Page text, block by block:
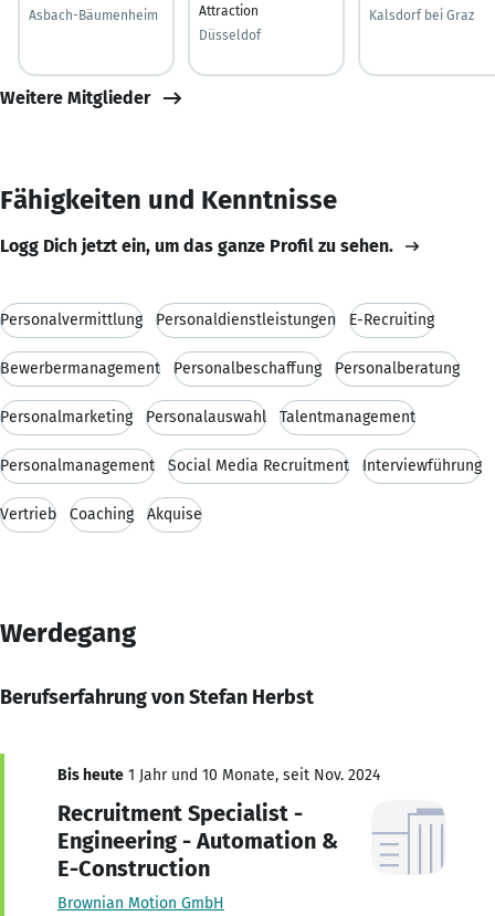
Asbach-Bäumenheim
Attraction
Düsseldof
Kalsdorf bei Graz
Weitere Mitglieder
Fähigkeiten und Kenntnisse
Logg Dich jetzt ein, um das ganze Profil zu sehen.
Personalvermittlung Personaldienstleistungen E-Recruiting
Bewerbermanagement Personalbeschaffung Personalberatung
Personalmarketing Personalauswahl Talentmanagement
Personalmanagement Social Media Recruitment Interviewführung
Vertrieb Coaching Akquise
Werdegang
Berufserfahrung von Stefan Herbst
Bis heute 1 Jahr und 10 Monate, seit Nov. 2024
Recruitment Specialist -
Engineering - Automation &
E-Construction
Brownian Motion GmbH